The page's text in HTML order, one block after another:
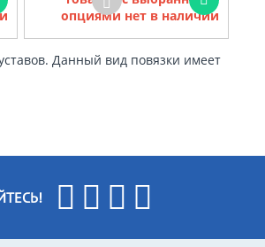
опциями нет в наличии
Данный вид повязки имеет